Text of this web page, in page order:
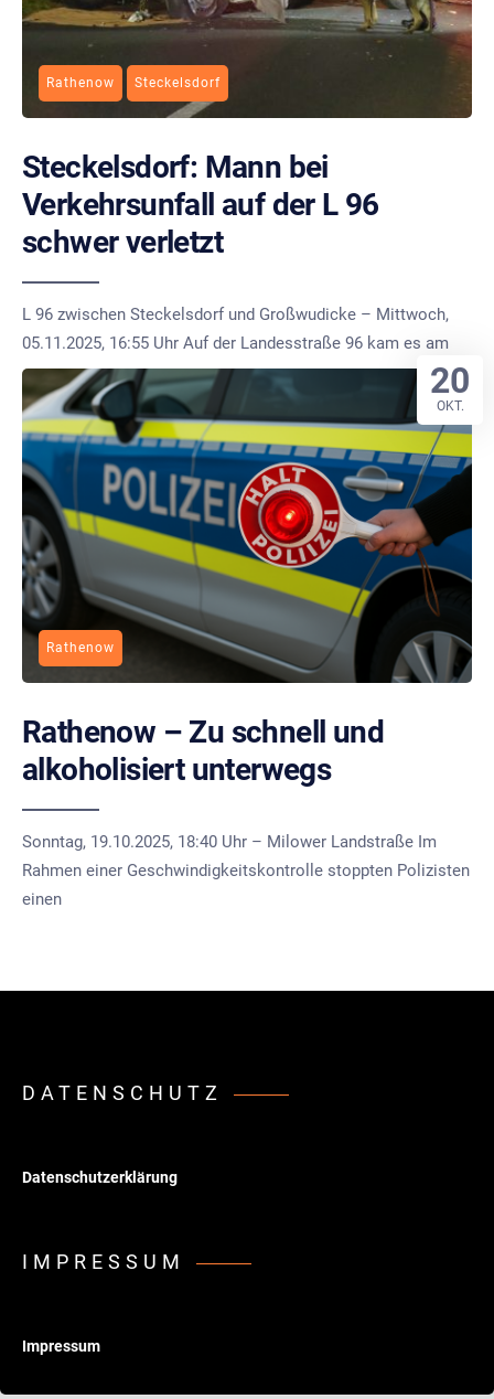
Rathenow Steckelsdorf
Steckelsdorf: Mann bei
Verkehrsunfall auf der L 96
schwer verletzt
L 96 zwischen Steckelsdorf und Großwudicke – Mittwoch,
05.11.2025, 16:55 Uhr Auf der Landesstraße 96 kam es am
Rathenow
Rathenow – Zu schnell und
alkoholisiert unterwegs
Sonntag, 19.10.2025, 18:40 Uhr – Milower Landstraße Im
Rahmen einer Geschwindigkeitskontrolle stoppten Polizisten
einen
20
OKT.
DATENSCHUTZ
Datenschutzerklärung
IMPRESSUM
Impressum